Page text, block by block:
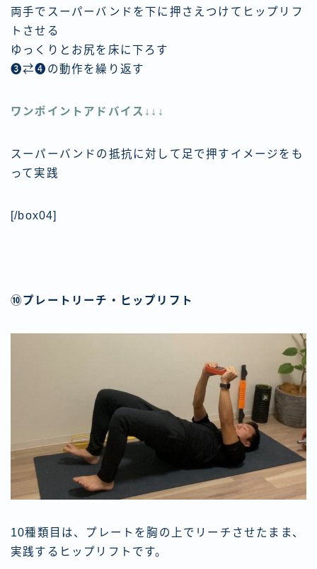
両手でスーパーバンドを下に押さえつけてヒップリフ
トさせる
ゆっくりとお尻を床に下ろす
❸⇄❹の動作を繰り返す
ワンポイントアドバイス↓↓↓
スーパーバンドの抵抗に対して足で押すイメージをも
って実践
[/box04]
⑩プレートリーチ・ヒップリフト
10種類目は、プレートを胸の上でリーチさせたまま、
実践するヒップリフトです。